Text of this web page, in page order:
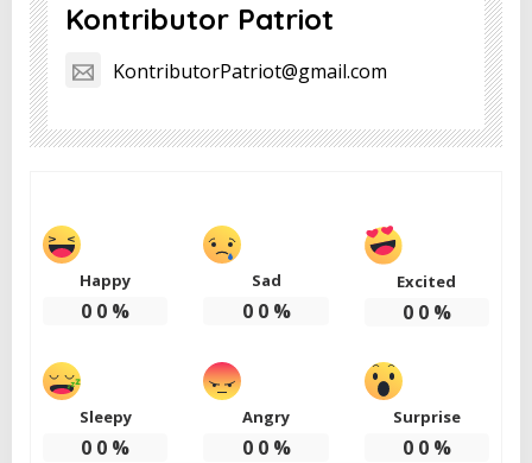
Kontributor Patriot
KontributorPatriot@gmail.com
Happy
0 0 %
Sad
0 0%
Excited
0 0%
Sleepy
0 0 %
Angry
0 0%
Surprise
0 0%